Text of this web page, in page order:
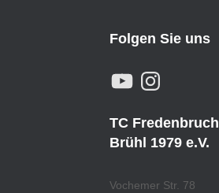
Folgen Sie uns
Y
O
U
B
E
N
A
G
R
A
TC Fredenbruch
Brühl 1979 e.V.
Vochemer Str. 78